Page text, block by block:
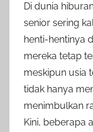
Di dunia
senior sering
henti-hentinya
mereka tetap
meskipun usia
tidak hanya
menimbulkan
Kini, beberapa